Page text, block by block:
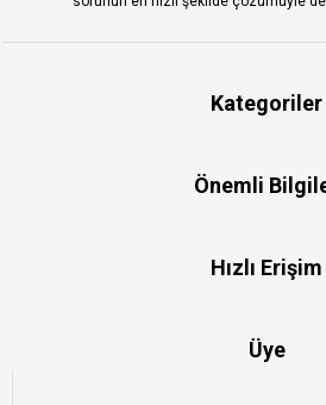
Kategoriler
Önemli
Hızlı Erişim
Üye